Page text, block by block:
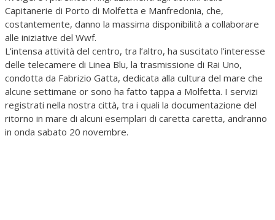
Capitanerie di Porto di Molfetta e Manfredonia, che,
costantemente, danno la massima disponibilità a collaborare
alle iniziative del Wwf.
L’intensa attività del centro, tra l’altro, ha suscitato l’interesse
delle telecamere di Linea Blu, la trasmissione di Rai Uno,
condotta da Fabrizio Gatta, dedicata alla cultura del mare che
alcune settimane or sono ha fatto tappa a Molfetta. I servizi
registrati nella nostra città, tra i quali la documentazione del
ritorno in mare di alcuni esemplari di caretta caretta, andranno
in onda sabato 20 novembre.